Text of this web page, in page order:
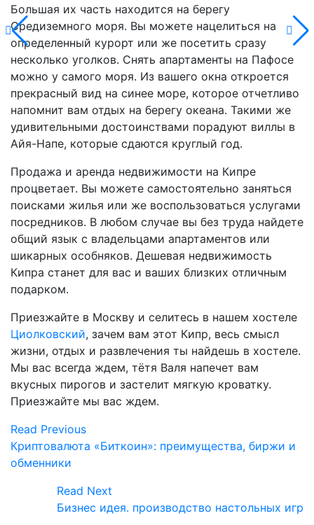
Большая их часть находится на берегу
Средиземного моря. Вы можете нацелиться на
определенный курорт или же посетить сразу
несколько уголков. Снять апартаменты на Пафосе
можно у самого моря. Из вашего окна откроется
прекрасный вид на синее море, которое отчетливо
напомнит вам отдых на берегу океана. Такими же
удивительными достоинствами порадуют виллы в
Айя-Напе, которые сдаются круглый год.
Продажа и аренда недвижимости на Кипре
процветает. Вы можете самостоятельно заняться
поисками жилья или же воспользоваться услугами
посредников. В любом случае вы без труда найдете
общий язык с владельцами апартаментов или
шикарных особняков. Дешевая недвижимость
Кипра станет для вас и ваших близких отличным
подарком.
Приезжайте в Москву и селитесь в нашем хостеле
Циолковский, зачем вам этот Кипр, весь смысл
жизни, отдых и развлечения ты найдешь в хостеле.
Мы вас всегда ждем, тётя Валя напечет вам
вкусных пирогов и застелит мягкую кроватку.
Приезжайте мы вас ждем.
Read Previous
Криптовалюта «Биткоин»: преимущества, биржи и
обменники
Read Next
Бизнес идея. производство настольных игр